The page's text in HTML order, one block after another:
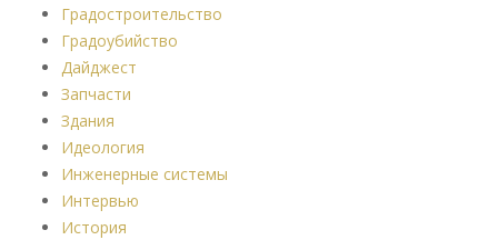
Градостроительство
Градоубийство
Дайджест
Запчасти
Здания
Идеология
Инженерные системы
Интервью
История